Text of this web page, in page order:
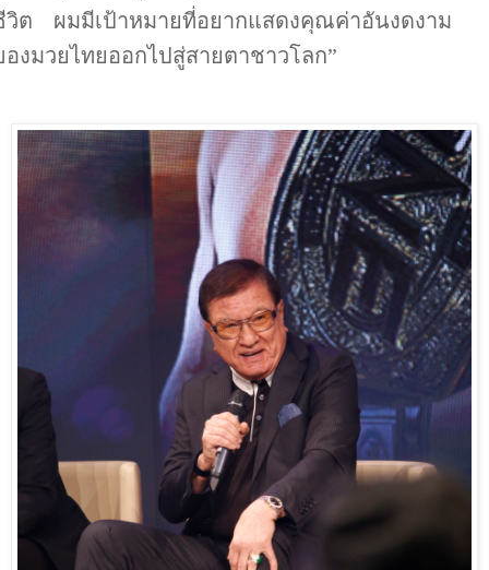
วิต ผมมีเป้าหมายที่อยากแสดงคุณค่าอันงดงาม
องมวยไทยออกไปสู่สายตาชาวโลก”